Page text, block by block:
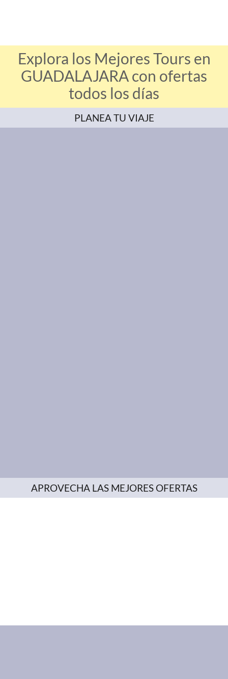
Explora los Mejores Tours en
GUADALAJARA con ofertas
todos los días
PLANEA TU VIAJE
APROVECHA LAS MEJORES OFERTAS